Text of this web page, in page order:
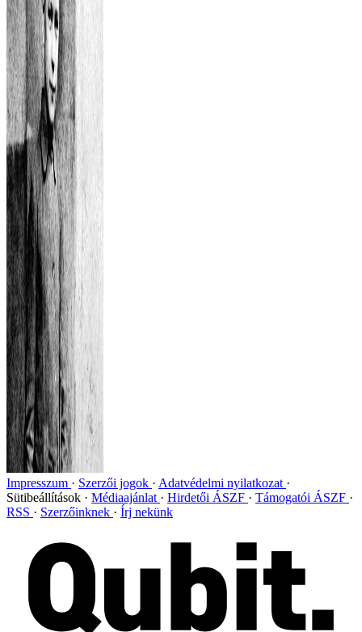
Impresszum Szerzői jogok
Adatvédelmi nyilatkozat
Sütibeállítások
Médiaajánlat Hirdetői ÁSZF
Támogatói ÁSZF
RSS
Szerzőinknek Írj nekünk